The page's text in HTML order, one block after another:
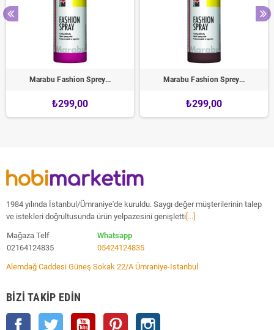
Marabu Fashion Sprey...
₺299,00
Marabu Fashion Sprey...
₺299,00
1984 yılında İstanbul/Ümraniye'de kuruldu. Saygı değer müşterilerinin talep
ve istekleri doğrultusunda ürün yelpazesini genişletti [...]
Mağaza Telf
02164124835
Whatsapp
05424124835
Alemdağ Caddesi Güneş Sokak 22/A Ümraniye-İstanbul
BIZI TAKIP EDIN
Facebook Twitter YouTube Pinterest